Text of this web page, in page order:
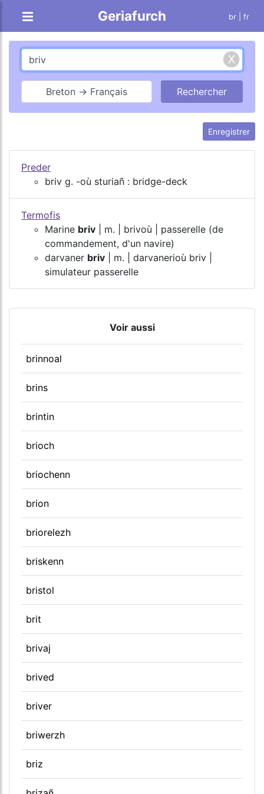
Geriafurch br | fr
Breton → Français
Enregistrer
Preder
briv g. -où sturiañ : bridge-deck
Termofis
Marine briv | m. | brivoù | passerelle (de
commandement, d'un navire)
darvaner briv | m. | darvanerioù briv |
simulateur passerelle
Voir aussi
brinnoal
brins
brintin
brioch
briochenn
brion
briorelezh
briskenn
bristol
brit
brivaj
brived
briver
briwerzh
briz